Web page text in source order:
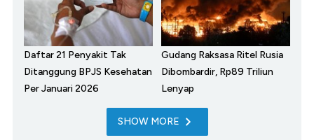
Daftar 21 Penyakit Tak
Ditanggung BPJS Kesehatan
Per Januari 2026
Gudang Raksasa Ritel Rusia
Dibombardir, Rp89 Triliun
Lenyap
SHOW MORE